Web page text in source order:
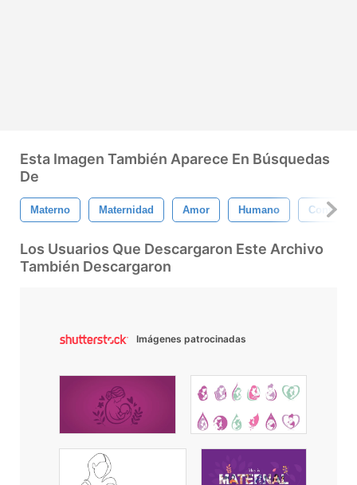
Esta Imagen También Aparece En Búsquedas
De
Materno Maternidad Amor Humano Contento
Los Usuarios Que Descargaron Este Archivo
También Descargaron
Imágenes patrocinadas